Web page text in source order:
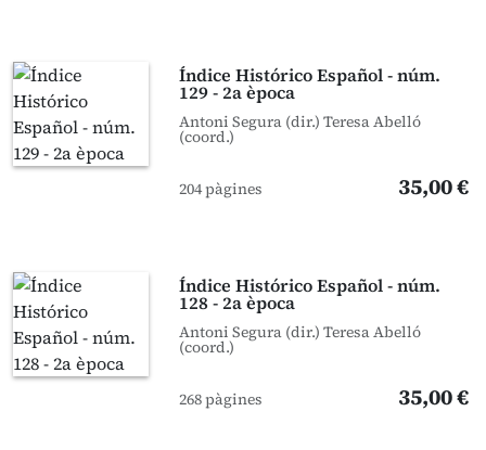
Índice Histórico Español - núm.
129 - 2a època
Antoni Segura (dir.) Teresa Abelló
(coord.)
204 pàgines 35,00 €
Índice Histórico Español - núm.
128 - 2a època
Antoni Segura (dir.) Teresa Abelló
(coord.)
268 pàgines 35,00 €